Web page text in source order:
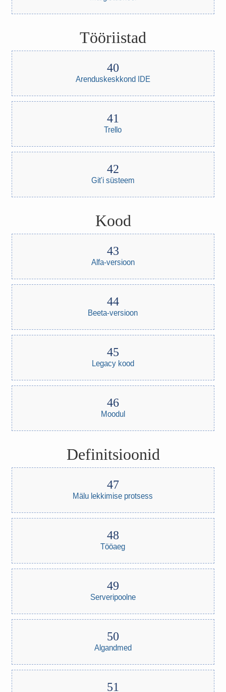
Tööriistad
Arenduskeskkond IDE
Trello
Git'i süsteem
Kood
Alfa-versioon
Beeta-versioon
Legacy kood
Moodul
Definitsioonid
Mälu lekkimise protsess
Tööaeg
Serveripoolne
Algandmed